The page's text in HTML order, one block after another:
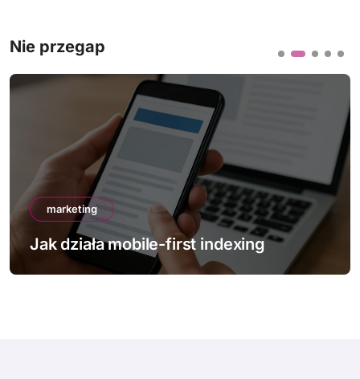
Nie przegap
marketing
Jak działa mobile-first indexing